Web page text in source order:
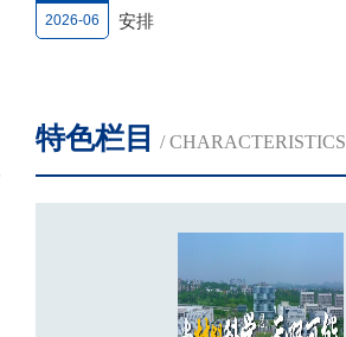
2026-06
安排
特色栏目 / CHARACTERISTICS